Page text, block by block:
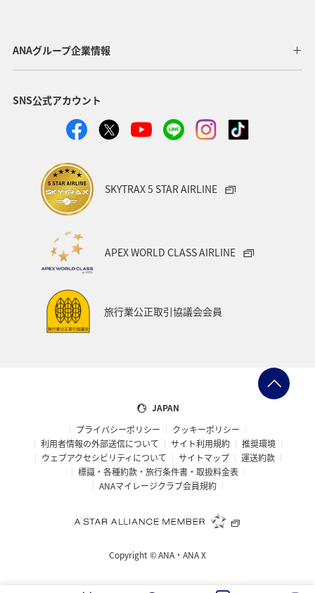
ANAグループ企業情報
SNS公式アカウント
SKYTRAX 5 STAR AIRLINE
APEX WORLD CLASS AIRLINE
旅行業公正取引協議会会員
JAPAN
プライバシーポリシー
クッキーポリシー
利用者情報の外部送信について
サイト利用規約
推奨環境
ウェブアクセシビリティについて
サイトマップ
運送約款
標識・各種約款・旅行条件書・取扱料金表
ANAマイレージクラブ会員規約
Copyright ©ANA・ANA X